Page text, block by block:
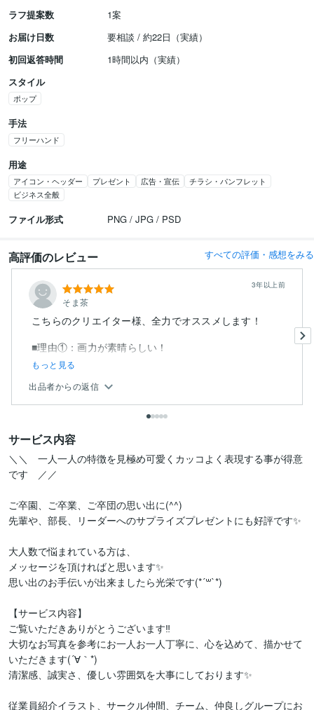
ラフ提案数
1案
お届け日数
要相談 / 約22日（実績）
初回返答時間
1時間以内（実績）
スタイル
ポップ
手法
フリーハンド
用途
アイコン・ヘッダー プレゼント 広告・宣伝
チラシ・パンフレット
ビジネス全般
ファイル形式 PNG / JPG / PSD
高評価のレビュー すべての評価・感想をみる
そま茶
3年以上前
こちらのクリエイター様、全力でオススメします！
■理由①：画力が素晴らしい！
もっと見る
出品者からの返信
サービス内容
＼＼　一人一人の特徴を見極め可愛くカッコよく表現する事が得意
です　／／
ご卒園、ご卒業、ご卒団の思い出に(^^)
先輩や、部長、リーダーへのサプライズプレゼントにも好評です✨
大人数で悩まれている方は、
メッセージを頂ければと思います✨
思い出のお手伝いが出来ましたら光栄です(*´꒳`*)
【サービス内容】
ご覧いただきありがとうございます‼︎
大切なお写真を参考にお一人お一人丁寧に、心を込めて、描かせて
いただきます(´∀｀*)
清潔感、誠実さ、優しい雰囲気を大事にしております✨
従業員紹介イラスト、サークル仲間、チーム、仲良しグループにお